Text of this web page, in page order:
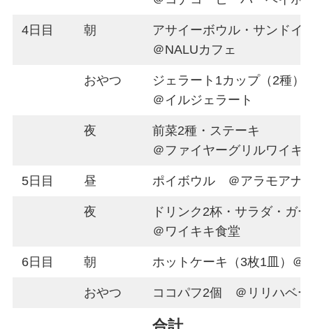
4日目 朝
アサイーボウル・サンドイ
＠NALUカフェ
おやつ
ジェラート1カップ（2種）
＠イルジェラート
夜
前菜2種・ステーキ
＠ファイヤーグリルワイキ
5日目 昼 ポイボウル ＠アラモアナ
夜
ドリンク2杯・サラダ・ガ
＠ワイキキ食堂
6日目 朝 ホットケーキ（3枚1皿）＠
おやつ ココパフ2個 ＠リリハベー